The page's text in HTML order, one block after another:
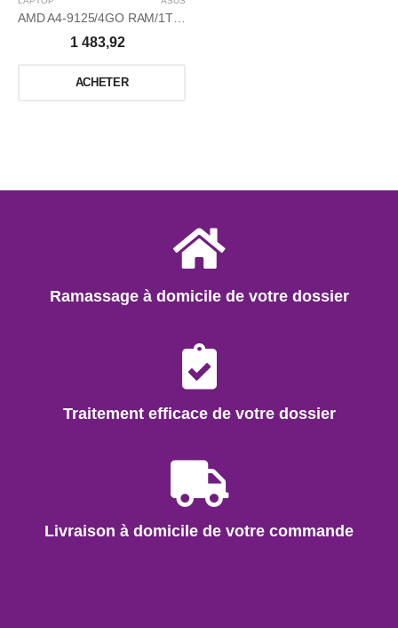
AMD A4-9125/4GO RAM/1TO/15,6/WIN 10 HOME GRAVEUR DVD
1 483,92
ACHETER
Ramassage à domicile de votre dossier
Traitement efficace de votre dossier
Livraison à domicile de votre commande